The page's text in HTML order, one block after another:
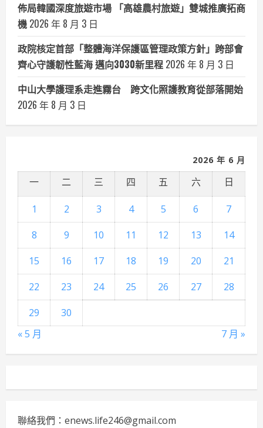
佈局韓國深度旅遊市場 「高雄農村旅遊」雙城推廣拓商
機 2026 年 8 月 3 日
政院核定首部「整體海洋保護區管理政策方針」跨部會
齊心守護韌性藍海 邁向3030新里程 2026 年 8 月 3 日
中山大學護理系走進霧台 跨文化照護教育從部落開始
2026 年 8 月 3 日
2026 年 6 月
一 二 三 四 五 六 日
1 2 3 4 5 6
7
8
9 10 11 12 13
14
15
16 17 18 19 20
21
22
23 24 25 26 27
28
29
30
« 5 月
7 月 »
聯絡我們：enews.life246@gmail.com